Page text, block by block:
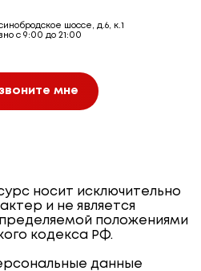
шоссе, д.6, к.1
с 9:00 до 21:00
мне
носит исключительно
и не является
положениями
кодекса РФ.
данные